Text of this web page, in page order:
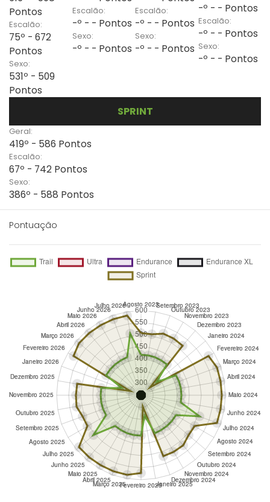
Pontos
Escalão:
75º - 672
Pontos
Sexo:
531º - 509
Pontos
Escalão:
-º - - Pontos
Sexo:
-º - - Pontos
Escalão:
-º - - Pontos
Sexo:
-º - - Pontos
-º - - Pontos
Escalão:
-º - - Pontos
Sexo:
-º - - Pontos
SPRINT
Geral:
419º - 586 Pontos
Escalão:
67º - 742 Pontos
Sexo:
386º - 588 Pontos
Pontuação